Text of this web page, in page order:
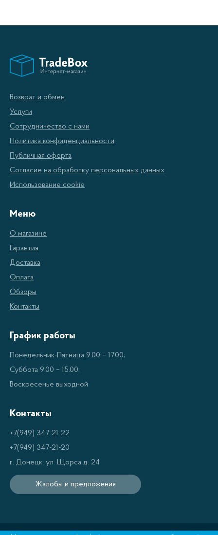
Оснащены мощными двигателями, позволяющими
достичь идеальной чистоты и порядка по
Основные преимущества
Высокая мощность и отличный подъем силы
позволяют осуществлять уборку быстро и
эффективно.
Дополнительные аксессуары, включая
мощные щетки и пылесосные сумки,
любых поверхностей.
Система фильтрации позволяет захватывать
даже мелкие частицы пыли.
Автоматическое отсоединение пыли и грязи
работе.
Надежные моторы и силовые компоненты
обеспечивают длительный срок службы.
Широкий ассортимент продукции
АКСИНЬЯ
Возврат и обмен
Услуги
Сотрудничество с нами
Политика конфиденциальности
Публичная оферта
Согласие на обработку персональных данных
Использование cookie
Меню
О магазине
Гарантия
Доставка
Оплата
Обзоры
Контакты
График работы
Понедельник-Пятница 9.00 – 17.00;
Суббота 9.00 – 15.00;
Воскресенье выходной
Контакты
+7(949) 347-21-22
+7(949) 347-21-20
г. Донецк, ул. Щорса д. 24
Жалобы и предложения